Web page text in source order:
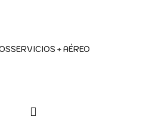
SERVICIOS + AÉREO